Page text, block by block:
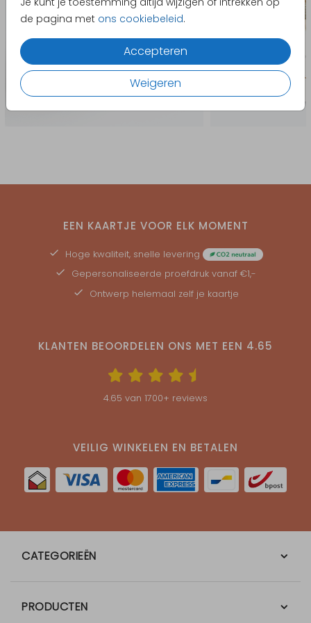
de pagina met ons cookiebeleid.
Accepteren
Weigeren
EEN KAARTJE VOOR ELK MOMENT
Hoge kwaliteit, snelle levering
Gepersonaliseerde proefdruk vanaf €1,-
Ontwerp helemaal zelf je kaartje
KLANTEN BEOORDELEN ONS MET EEN 4.65
4.65 van 1700+ reviews
VEILIG WINKELEN EN BETALEN
CATEGORIEËN
PRODUCTEN